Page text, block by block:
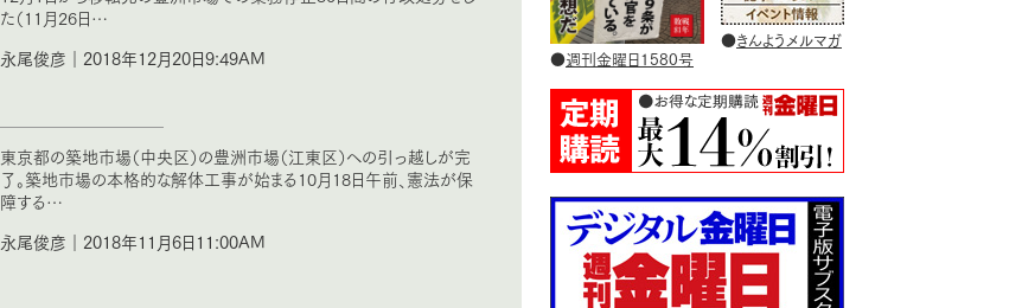
た（11月26日…
永尾俊彦｜2018年12月20日9:49AM
東京都の築地市場（中央区）の豊洲市場（江東区）への引っ越しが完
了。築地市場の本格的な解体工事が始まる10月18日午前、憲法が保
障する…
永尾俊彦｜2018年11月6日11:00AM
●週刊金曜日1580号
●きんようメルマガ